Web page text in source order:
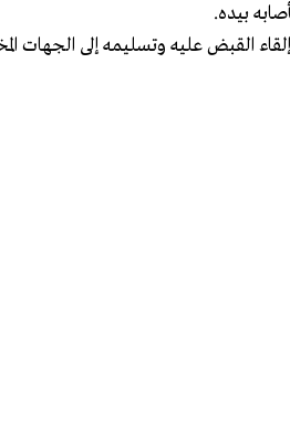
بيده.
القبض عليه وتسليمه إلى الجهات